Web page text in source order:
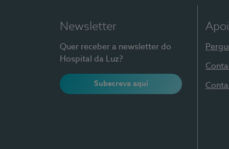
Newsletter
Quer receber a newsletter do
Hospital da Luz?
Subscreva aqui